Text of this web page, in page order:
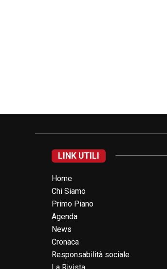
LINK UTILI
Home
Chi Siamo
Primo Piano
Agenda
News
Cronaca
Responsabilità sociale